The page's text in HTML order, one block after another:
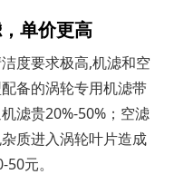
单价更高
度要求极高,机滤和空
备的涡轮专用机滤带
滤贵20%-50%；空滤
质进入涡轮叶片造成
元。